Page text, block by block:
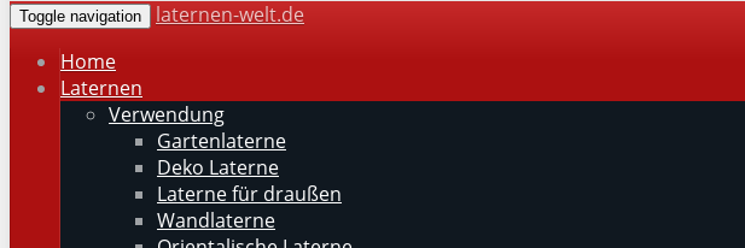
Toggle navigation
laternen-welt.de
Home
Laternen
Verwendung
Gartenlaterne
Deko Laterne
Laterne für draußen
Wandlaterne